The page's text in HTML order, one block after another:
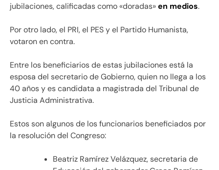
jubilaciones, calificadas como «doradas»en medios.
Por otro lado, el PRI, el PES y el Partido Humanista,
votaron en contra.
Entre los beneficiarios de estas jubilaciones está la
esposa del secretario de Gobierno, quien no llega a los
40 años y es candidata a magistrada del Tribunal de
Justicia Administrativa.
Estos son algunos de los funcionarios beneficiados por
la resolución del Congreso:
Beatriz Ramírez Velázquez, secretaria de